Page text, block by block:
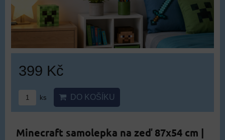
399 Kč
ks DO KOŠÍKU
Minecraft samolepka na zeď 87x54 cm |